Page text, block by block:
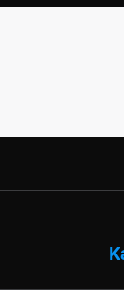
Nächster